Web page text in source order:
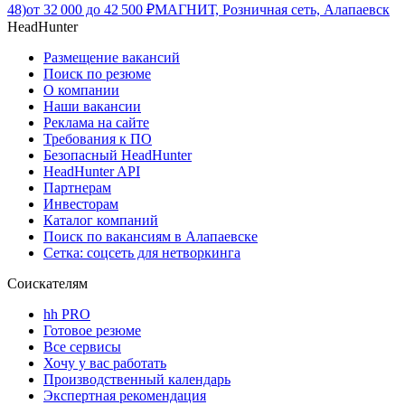
48)от 32 000 до 42 500 ₽МАГНИТ, Розничная сеть, Алапаевск
HeadHunter
Размещение вакансий
Поиск по резюме
О компании
Наши вакансии
Реклама на сайте
Требования к ПО
Безопасный HeadHunter
HeadHunter API
Партнерам
Инвесторам
Каталог компаний
Поиск по вакансиям в Алапаевске
Сетка: соцсеть для нетворкинга
Соискателям
hh PRO
Готовое резюме
Все сервисы
Хочу у вас работать
Производственный календарь
Экспертная рекомендация